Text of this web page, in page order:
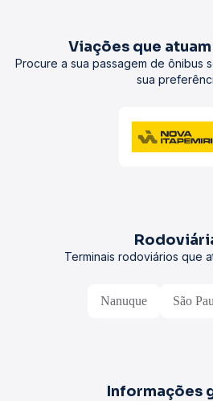
Viações que
Procure a sua passagem de ônibus
sua
Terminais rodoviários que
Nanuque São
Informações